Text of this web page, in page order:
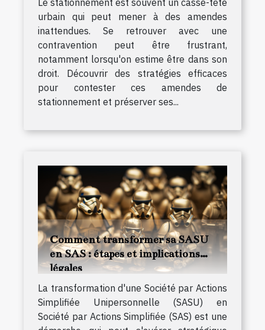
Le stationnement est souvent un casse-tête
urbain qui peut mener à des amendes
inattendues. Se retrouver avec une
contravention peut être frustrant,
notamment lorsqu'on estime être dans son
droit. Découvrir des stratégies efficaces
pour contester ces amendes de
stationnement et préserver ses...
Comment transformer sa SASU
en SAS : étapes et implications
légales
La transformation d'une Société par Actions
Simplifiée Unipersonnelle (SASU) en
Société par Actions Simplifiée (SAS) est une